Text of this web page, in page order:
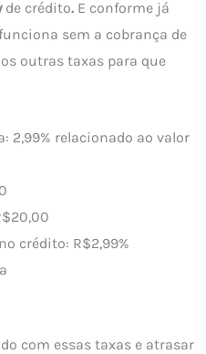
de crédito.E conforme já
sem a cobrança de
outras taxas para que
2,99% relacionado ao valor
crédito: R$2,99%
com essas taxas e atrasar